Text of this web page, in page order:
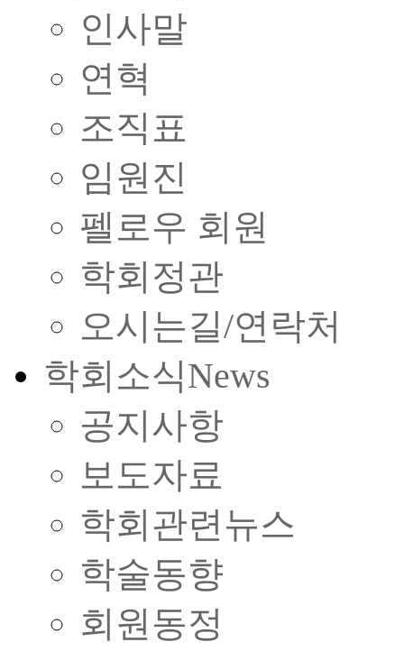
인사말
연혁
조직표
임원진
펠로우 회원
학회정관
오시는길/연락처
학회소식News
공지사항
보도자료
학회관련뉴스
학술동향
회원동정